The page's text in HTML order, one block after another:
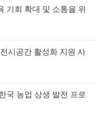
기회 확대 및 소통을 위
시공간 활성화 지원 사
국 농업 상생 발전 프로